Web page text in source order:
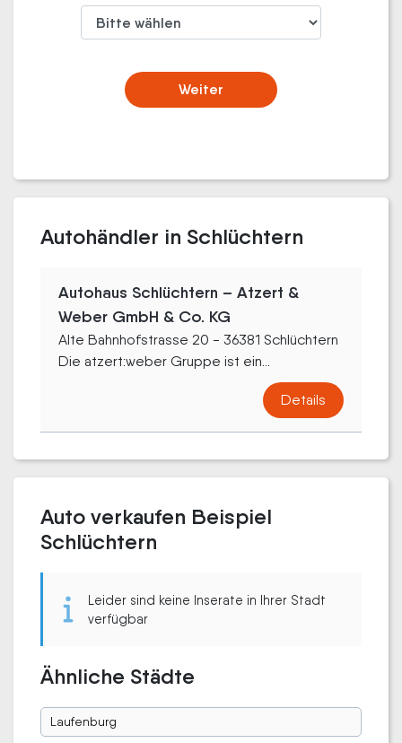
Weiter
Autohändler in Schlüchtern
Autohaus Schlüchtern – Atzert &
Weber GmbH & Co. KG
Alte Bahnhofstrasse 20 - 36381 Schlüchtern
Die atzert:weber Gruppe ist ein...
Details
Auto verkaufen Beispiel
Schlüchtern
Leider sind keine Inserate in Ihrer Stadt
verfügbar
Ähnliche Städte
Laufenburg